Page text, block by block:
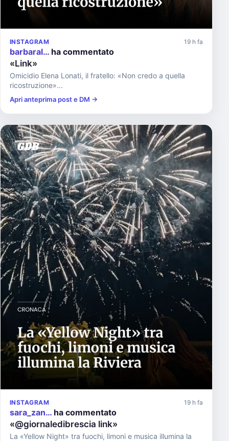
INSTAGRAM 19 h fa
barbaral… ha commentato
«Link»
Omicidio Elena Lonati, il fratello: «Non credo a quella
ricostruzione»...
Apri anteprima post e DM →
INSTAGRAM 19 h fa
sara_zan… ha commentato
«@giornaledibrescia link»
La «Yellow Night» tra fuochi, limoni e musica illumina la